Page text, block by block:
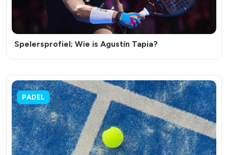
Spelersprofiel; Wie is Agustín Tapia?
PADEL